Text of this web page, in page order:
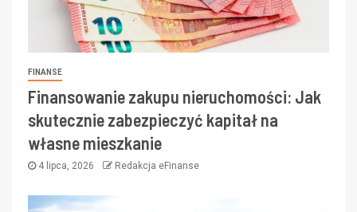
FINANSE
Finansowanie zakupu nieruchomości: Jak
skutecznie zabezpieczyć kapitał na
własne mieszkanie
4 lipca, 2026 Redakcja eFinanse